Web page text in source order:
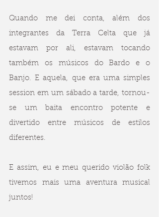
Quando me dei conta, além dos
integrantes da Terra Celta que já
estavam por ali, estavam tocando
também os músicos do Bardo e o
Banjo. E aquela, que era uma simples
session em um sábado a tarde, tornou-
se um baita encontro potente e
divertido entre músicos de estilos
diferentes.
E assim, eu e meu querido violão folk
tivemos mais uma aventura musical
juntos!